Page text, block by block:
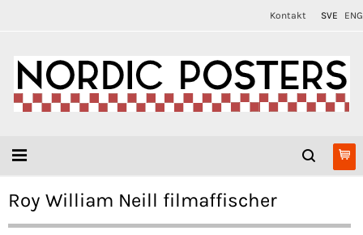
Kontakt SVE ENG
Roy William Neill filmaffischer